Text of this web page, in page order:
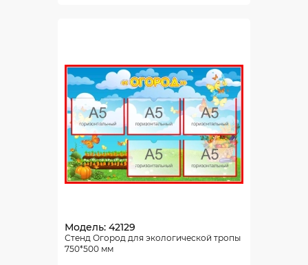
Модель: 42129
Стенд Огород для экологической тропы
750*500 мм